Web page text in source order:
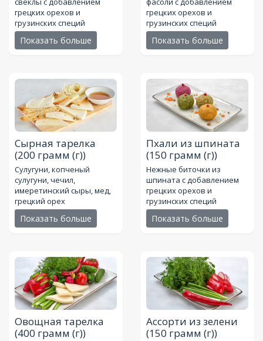
грецких орехов и
грузинских специй
Показать больше
грецких орехов и
грузинских специй
Показать больше
Сырная тарелка
(200 грамм (г))
Сулугуни, копченый
сулугуни, чечил,
имеретинский сыры, мед,
грецкий орех
Показать больше
Пхали из шпината
(150 грамм (г))
Нежные биточки из
шпината с добавлением
грецких орехов и
грузинских специй
Показать больше
Овощная тарелка
(400 грамм (г))
Ассорти из зелени
(150 грамм (г))